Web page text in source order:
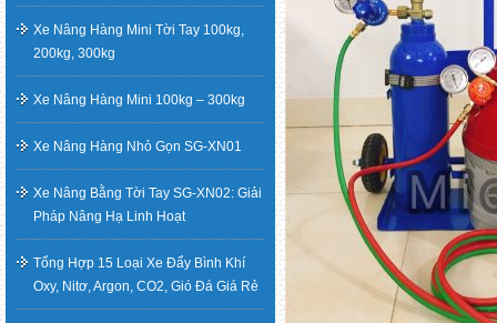
Xe Nâng Hàng Mini Tời Tay 100kg,
200kg, 300kg
Xe Nâng Hàng Mini 100kg – 300kg
Xe Nâng Hàng Nhỏ Gọn SG-XN01
Xe Nâng Bằng Tời Tay SG-XN02: Giải
Pháp Nâng Hạ Linh Hoạt
Tổng Hợp 15 Loại Xe Đẩy Bình Khí
Oxy, Nitơ, Argon, CO2, Gió Đá Giá Rẻ